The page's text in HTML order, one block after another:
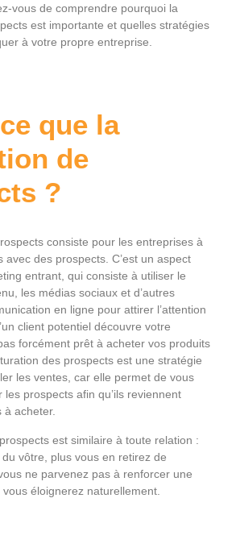
vous de comprendre pourquoi la
est importante et quelles stratégies
à votre propre entreprise.
que la
de
?
consiste pour les entreprises à
avec des prospects. C’est un aspect
entrant, qui consiste à utiliser le
les médias sociaux et d’autres
en ligne pour attirer l’attention
client potentiel découvre votre
forcément prêt à acheter vos produits
des prospects est une stratégie
les ventes, car elle permet de vous
prospects afin qu’ils reviennent
à acheter.
est similaire à toute relation :
vôtre, plus vous en retirez de
ne parvenez pas à renforcer une
éloignerez naturellement.